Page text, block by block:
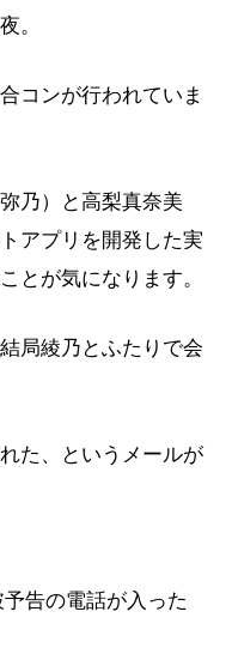
。
コンが行われていま
乃）と高梨真奈美
アプリを開発した実
とが気になります。
局綾乃とふたりで会
た、というメールが
告の電話が入った